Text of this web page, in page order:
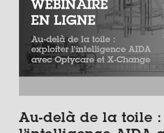
Au-delà de la toile